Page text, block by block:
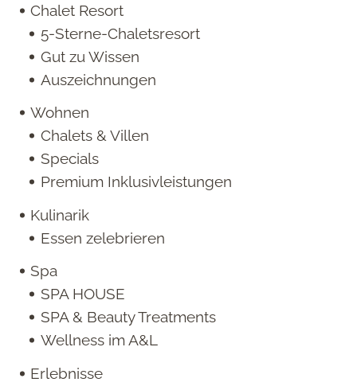
Chalet Resort
5-Sterne-Chaletsresort
Gut zu Wissen
Auszeichnungen
Wohnen
Chalets & Villen
Specials
Premium Inklusivleistungen
Kulinarik
Essen zelebrieren
Spa
SPA HOUSE
SPA & Beauty Treatments
Wellness im A&L
Erlebnisse